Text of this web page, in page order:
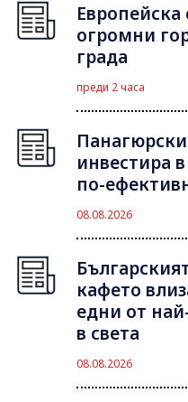
Европейска
огромни
града
преди 2 часа
инвестира
по-
08.08.2026
кафето
едни от
в света
08.08.2026